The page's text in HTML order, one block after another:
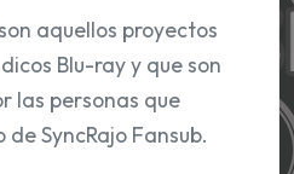
aquellos proyectos
Blu-ray y que son
las personas que
SyncRajo Fansub.